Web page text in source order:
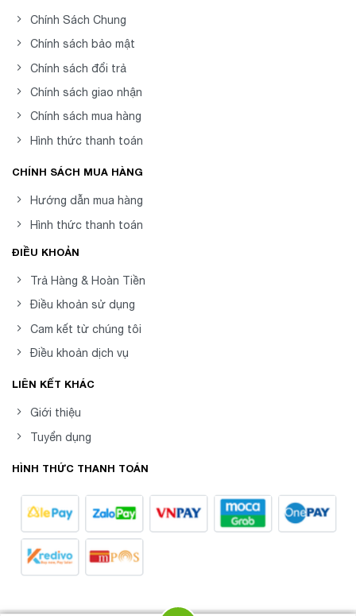
Chính Sách Chung
Chính sách bảo mật
Chính sách đổi trả
Chính sách giao nhận
Chính sách mua hàng
Hình thức thanh toán
CHÍNH SÁCH MUA HÀNG
Hướng dẫn mua hàng
Hình thức thanh toán
ĐIỀU KHOẢN
Trả Hàng & Hoàn Tiền
Điều khoản sử dụng
Cam kết từ chúng tôi
Điều khoản dịch vụ
LIÊN KẾT KHÁC
Giới thiệu
Tuyển dụng
HÌNH THỨC THANH TOÁN